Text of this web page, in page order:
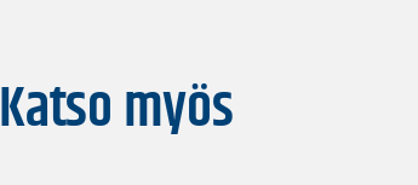
Katso myös